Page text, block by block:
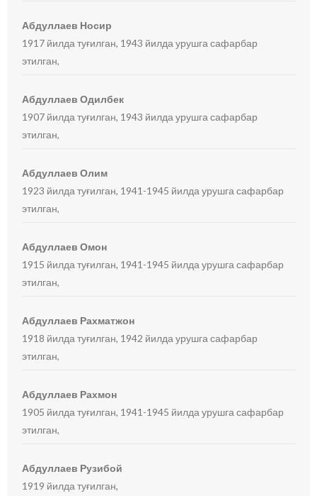
Абдуллаев Носир
1917 йилда туғилган, 1943 йилда урушга сафарбар
этилган,
Абдуллаев Одилбек
1907 йилда туғилган, 1943 йилда урушга сафарбар
этилган,
Абдуллаев Олим
1923 йилда туғилган, 1941-1945 йилда урушга сафарбар
этилган,
Абдуллаев Омон
1915 йилда туғилган, 1941-1945 йилда урушга сафарбар
этилган,
Абдуллаев Рахматжон
1918 йилда туғилган, 1942 йилда урушга сафарбар
этилган,
Абдуллаев Рахмон
1905 йилда туғилган, 1941-1945 йилда урушга сафарбар
этилган,
Абдуллаев Рузибой
1919 йилда туғилган,